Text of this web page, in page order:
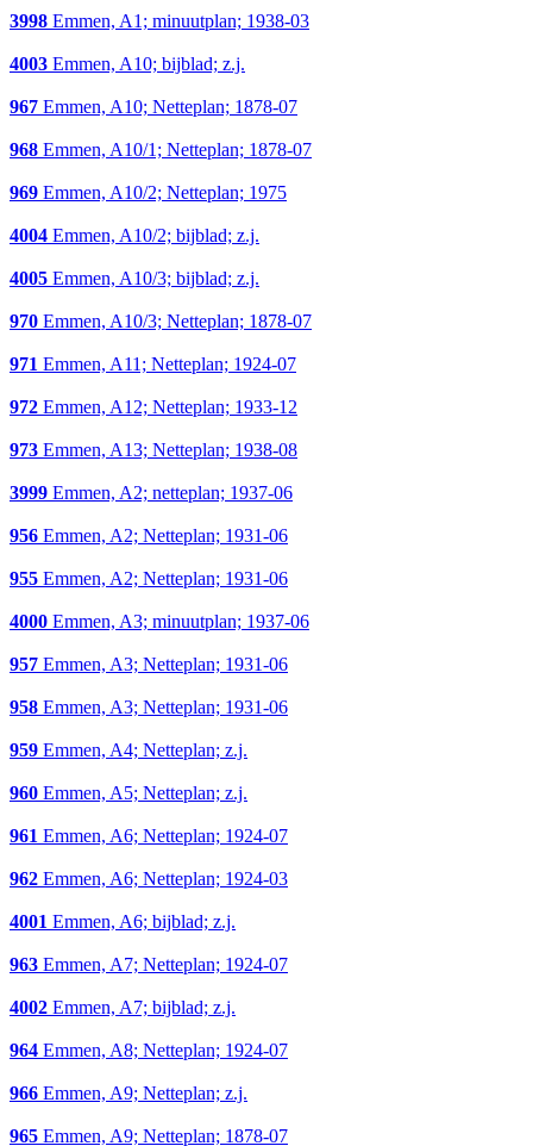
3998 Emmen, A1; minuutplan; 1938-03
4003 Emmen, A10; bijblad; z.j.
967 Emmen, A10; Netteplan; 1878-07
968 Emmen, A10/1; Netteplan; 1878-07
969 Emmen, A10/2; Netteplan; 1975
4004 Emmen, A10/2; bijblad; z.j.
4005 Emmen, A10/3; bijblad; z.j.
970 Emmen, A10/3; Netteplan; 1878-07
971 Emmen, A11; Netteplan; 1924-07
972 Emmen, A12; Netteplan; 1933-12
973 Emmen, A13; Netteplan; 1938-08
3999 Emmen, A2; netteplan; 1937-06
956 Emmen, A2; Netteplan; 1931-06
955 Emmen, A2; Netteplan; 1931-06
4000 Emmen, A3; minuutplan; 1937-06
957 Emmen, A3; Netteplan; 1931-06
958 Emmen, A3; Netteplan; 1931-06
959 Emmen, A4; Netteplan; z.j.
960 Emmen, A5; Netteplan; z.j.
961 Emmen, A6; Netteplan; 1924-07
962 Emmen, A6; Netteplan; 1924-03
4001 Emmen, A6; bijblad; z.j.
963 Emmen, A7; Netteplan; 1924-07
4002 Emmen, A7; bijblad; z.j.
964 Emmen, A8; Netteplan; 1924-07
966 Emmen, A9; Netteplan; z.j.
965 Emmen, A9; Netteplan; 1878-07